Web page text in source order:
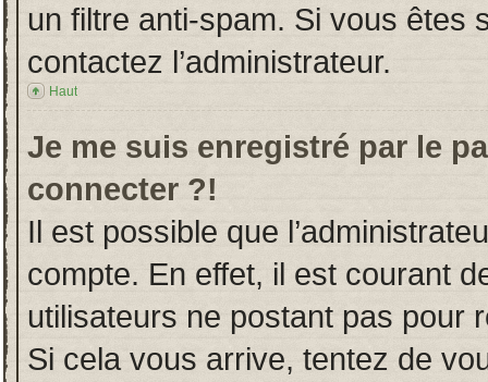
un filtre anti-spam. Si vous êtes
contactez l’administrateur.
Haut
Je me suis enregistré par le
connecter ?!
Il est possible que
compte. En effet, il est courant
utilisateurs ne postant pas pour
Si cela vous arrive, tentez de